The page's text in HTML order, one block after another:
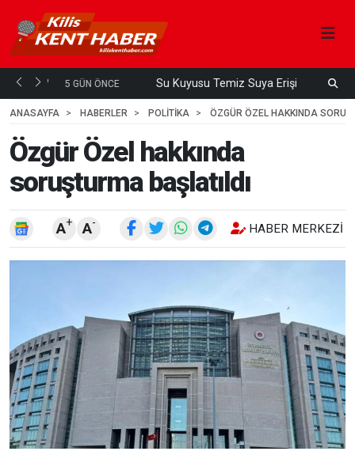
Su Kuyusu Temiz Suya Erişimde Kalıcı Bir Çözüm
4
ANASAYFA HABERLER POLİTİKA ÖZGÜR ÖZEL HAKKINDA
Özgür Özel hakkında
soruşturma başlatıldı
A+ A- HABER MERKEZI